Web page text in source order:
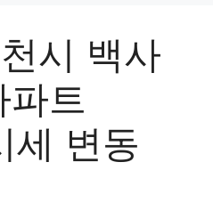
시 백사
파트
세 변동